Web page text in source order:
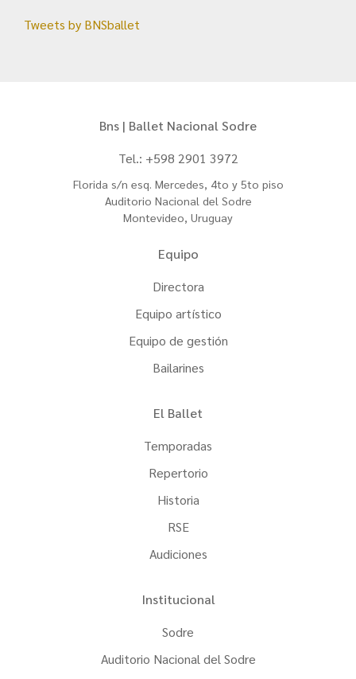
Tweets by BNSballet
Bns | Ballet Nacional Sodre
Tel.: +598 2901 3972
Florida s/n esq. Mercedes, 4to y 5to piso
Auditorio Nacional del Sodre
Montevideo, Uruguay
Equipo
Directora
Equipo artístico
Equipo de gestión
Bailarines
El Ballet
Temporadas
Repertorio
Historia
RSE
Audiciones
Institucional
Sodre
Auditorio Nacional del Sodre